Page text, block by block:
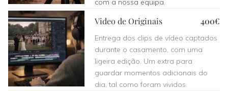
com a nossa equipa.
Video de Originais 400€
Entrega dos clips de vídeo captados
durante o casamento, com uma
ligeira edição. Um extra para
guardar momentos adicionais do
dia, tal como foram vividos.